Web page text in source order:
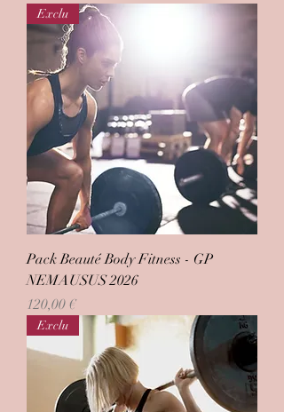
Exclu
Pack Beauté Body Fitness - GP
NEMAUSUS 2026
Prix
120,00 €
Exclu